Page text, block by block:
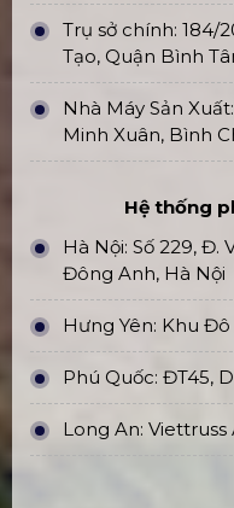
Trụ sở chính: 184/
Tạo, Quận Bình
Nhà Máy Sản
Minh Xuân, Bình
Hệ thống
Hà Nội: Số 229, Đ.
Đông Anh, Hà Nội
Hưng Yên: Khu
Phú Quốc: ĐT45,
Long An: